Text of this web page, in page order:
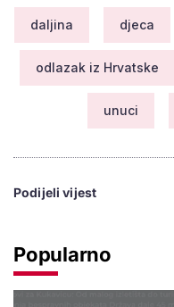
daljina djeca
odlazak iz Hrvatske
unuci
Podijeli vijest
Popularno